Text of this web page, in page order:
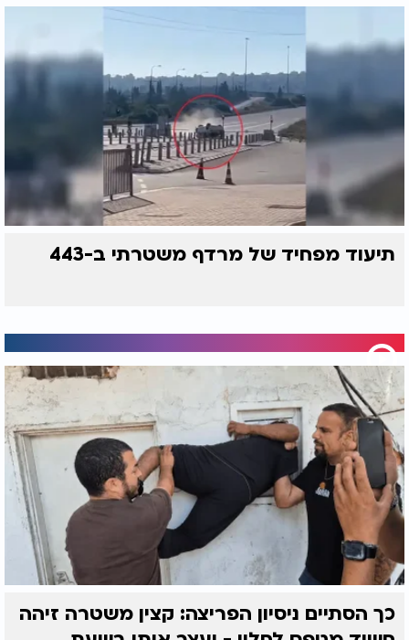
תיעוד מפחיד של מרדף משטרתי ב-443
כך הסתיים ניסיון הפריצה: קצין משטרה זיהה